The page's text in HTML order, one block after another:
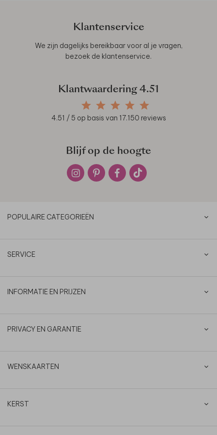
Klantenservice
We zijn dagelijks bereikbaar voor al je vragen,
bezoek de klantenservice.
Klantwaardering 4.51
4.51 / 5 op basis van 17.150 reviews
Blijf op de hoogte
POPULAIRE CATEGORIEËN
SERVICE
INFORMATIE EN PRIJZEN
PRIVACY EN GARANTIE
WENSKAARTEN
KERST